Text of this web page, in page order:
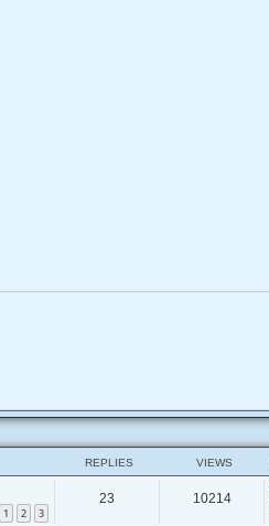
REPLIES VIEWS
1 2 3
23 10214